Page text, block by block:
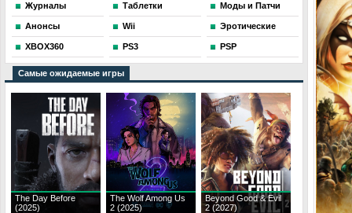
Журналы Таблетки Моды и Патчи
Анонсы Wii Эротические
XBOX360 PS3 PSP
Самые ожидаемые игры
The Day Before
(2025)
The Wolf Among Us
2 (2025)
Beyond Good & Evil
2 (2027)